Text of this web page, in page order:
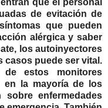
de evitación de
que pueden
alérgica y saber
, los autoinyectores
casos puede ser vital.
de estos monitores
en la mayoría de los
enfermedades